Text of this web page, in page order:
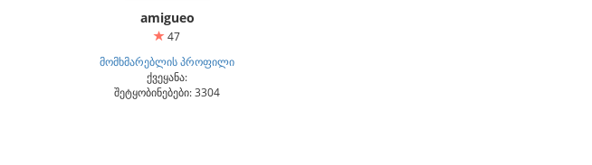
amigueo
47
მომხმარებლის პროფილი
ქვეყანა:
შეტყობინებები: 3304